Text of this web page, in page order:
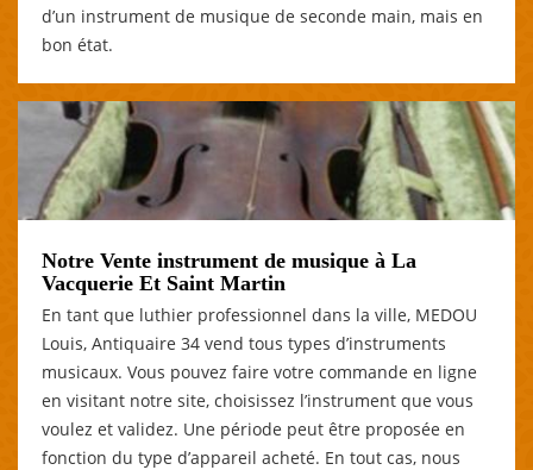
d’un instrument de musique de seconde main, mais en
bon état.
Notre Vente instrument de musique à La
Vacquerie Et Saint Martin
En tant que luthier professionnel dans la ville, MEDOU
Louis, Antiquaire 34 vend tous types d’instruments
musicaux. Vous pouvez faire votre commande en ligne
en visitant notre site, choisissez l’instrument que vous
voulez et validez. Une période peut être proposée en
fonction du type d’appareil acheté. En tout cas, nous